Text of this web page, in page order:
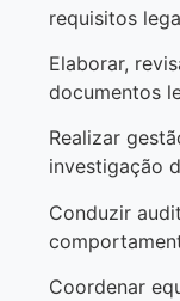
requisitos
Elaborar,
documentos
Realizar
investigação
Conduzir
Coordenar